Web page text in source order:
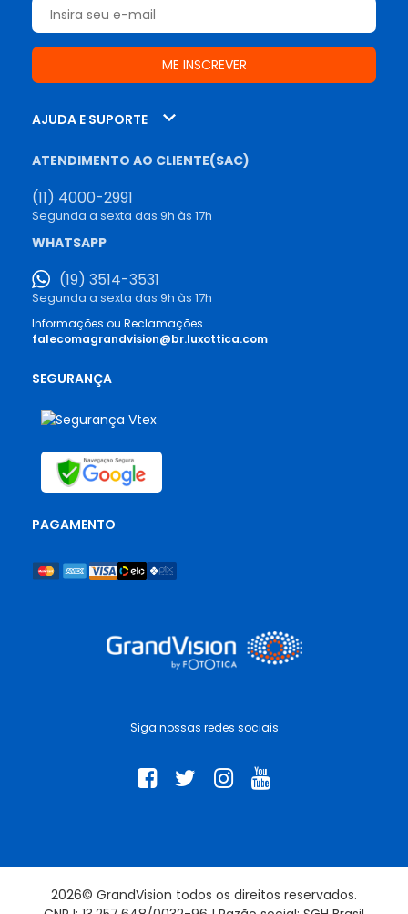
Siga nossas redes sociais
AJUDA E SUPORTE
ATENDIMENTO AO CLIENTE(SAC)
(11) 4000-2991
Segunda a sexta das 9h às 17h
WHATSAPP
(19) 3514-3531
Segunda a sexta das 9h às 17h
Informações ou Reclamações
falecomagrandvision@br.luxottica.com
SEGURANÇA
PAGAMENTO
2026© GrandVision todos os direitos reservados.